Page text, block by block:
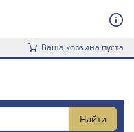
Ваша корзина пуста